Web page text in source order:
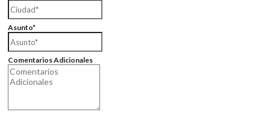
Asunto*
Comentarios Adicionales